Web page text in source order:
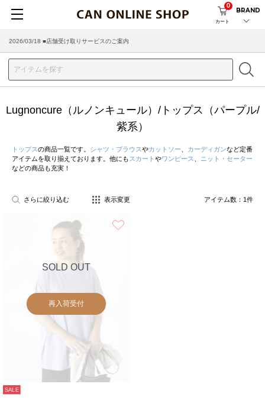
カート
0
BRAND
2026/03/18 ■店舗受け取りサービスのご案内
Lugnoncure（ルノンキュール）/トップス（パープル/
紫系）
トップスの商品一覧です。 シャツ・ブラウスやカットソー カーディガンなど定番
アイテムを取り揃えております。他にも スカート やワンピース
ニット・セーター
などの商品も充実！
さらに絞り込む 表示変更 アイテム数： 1件
SOLD OUT
再入荷受付
SALE